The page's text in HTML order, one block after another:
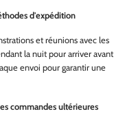
d'expédition
et réunions avec les
la nuit pour arriver avant
envoi pour garantir une
commandes ultérieures